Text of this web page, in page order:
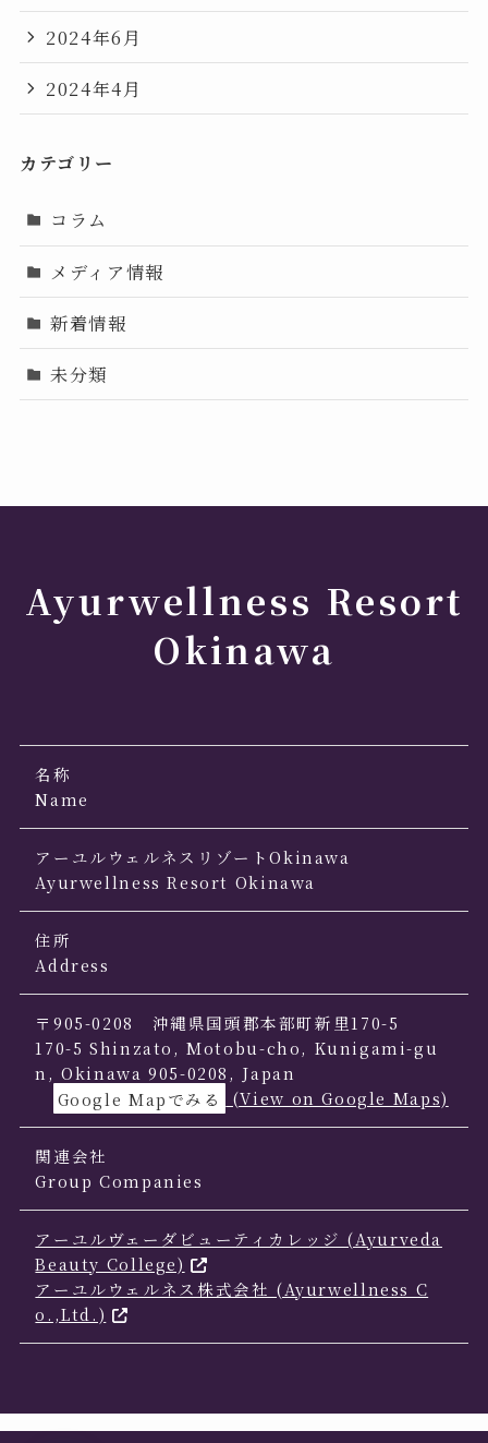
2024年6月
2024年4月
カテゴリー
コラム
メディア情報
新着情報
未分類
Ayurwellness Resort
Okinawa
名称
Name
アーユルウェルネスリゾートOkinawa
Ayurwellness Resort Okinawa
住所
Address
〒905-0208 沖縄県国頭郡本部町新里170-5
170-5 Shinzato, Motobu-cho, Kunigami-gu
n, Okinawa 905-0208, Japan
Google Mapでみる
(View on Google Maps)
関連会社
Group Companies
アーユルヴェーダビューティカレッジ (Ayurveda
Beauty College)
アーユルウェルネス株式会社 (Ayurwellness C
o.,Ltd.)